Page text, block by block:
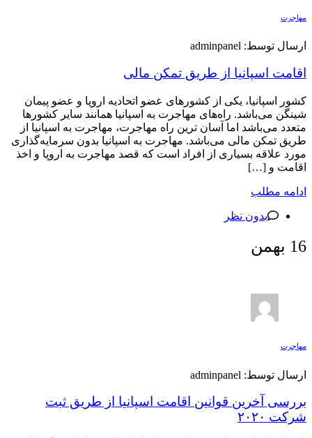
مهاجرت
ارسال توسط: adminpanel
اقامت اسپانیا از طریق تمکن مالی
کشور اسپانیا، یکی از کشورهای عضو اتحادیه اروپا و عضو پیمان
شینگن می‌باشد. راه‌های مهاجرت به اسپانیا همانند سایر کشورها
متعدد می‌باشد اما آسان ترین راه مهاجرت، مهاجرت به اسپانیا از
طریق تمکن مالی می‌باشد. مهاجرت به اسپانیا بدون سرمایه‌گذاری
مورد علاقه بسیاری از افراد است که قصد مهاجرت به اروپا و اخذ
اقامت و […]
ادامه مطلب
بدون نظر
16 بهمن
مهاجرت
ارسال توسط: adminpanel
بررسی آخرین قوانین اقامت اسپانیا از طریق ثبت
شرکت ۲۰۲۰